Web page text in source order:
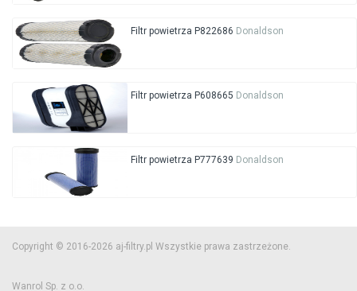
Filtr powietrza P822686 Donaldson
Filtr powietrza P608665 Donaldson
Filtr powietrza P777639 Donaldson
Copyright © 2016-2026 aj-filtry.pl Wszystkie prawa zastrzeżone.
Wanrol Sp. z o.o.